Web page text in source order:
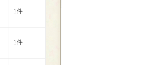
1件
1件